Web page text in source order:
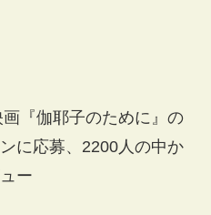
『伽耶子のために』の
に応募、2200人の中か
ー